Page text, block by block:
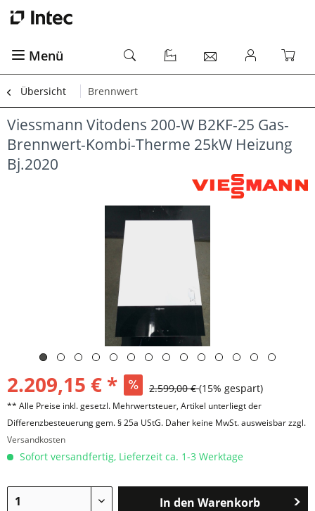
Menü
Übersicht Brennwert
Viessmann Vitodens 200-W B2KF-25 Gas-
Brennwert-Kombi-Therme 25kW Heizung
Bj.2020
2.209,15 € * 2.599,00 €(15% gespart)
** Alle Preise inkl. gesetzl. Mehrwertsteuer, Artikel unterliegt der
Differenzbesteuerung gem. § 25a UStG. Daher keine MwSt. ausweisbar zzgl.
Versandkosten
Sofort versandfertig, Lieferzeit ca. 1-3 Werktage
In den Warenkorb